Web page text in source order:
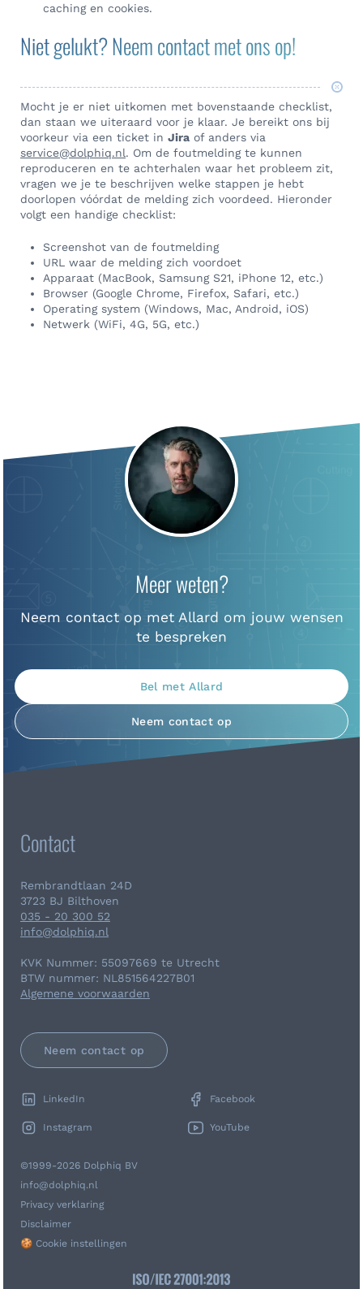
caching en cookies.
Niet gelukt? Neem contact met ons op!
Mocht je er niet uitkomen met bovenstaande checklist,
dan staan we uiteraard voor je klaar. Je bereikt ons bij
voorkeur via een ticket in Jira of anders via
service@dolphiq.nl. Om de foutmelding te kunnen
reproduceren en te achterhalen waar het probleem zit,
vragen we je te beschrijven welke stappen je hebt
doorlopen vóórdat de melding zich voordeed. Hieronder
volgt een handige checklist:
Screenshot van de foutmelding
URL waar de melding zich voordoet
Apparaat (MacBook, Samsung S21, iPhone 12, etc.)
Browser (Google Chrome, Firefox, Safari, etc.)
Operating system (Windows, Mac, Android, iOS)
Netwerk (WiFi, 4G, 5G, etc.)
Meer weten?
Neem contact op met Allard om jouw wensen
te bespreken
Bel met Allard
Neem contact op
Contact
Rembrandtlaan 24D
3723 BJ Bilthoven
035 - 20 300 52
info@dolphiq.nl
KVK Nummer: 55097669 te Utrecht
BTW nummer: NL851564227B01
Algemene voorwaarden
Neem contact op
LinkedIn Facebook
Instagram YouTube
©1999-2026 Dolphiq BV
info@dolphiq.nl
Privacy verklaring
Disclaimer
🍪 Cookie instellingen